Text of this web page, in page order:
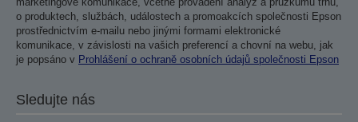
o produktech, službách, událostech a promoakcích společnosti Epson
prostřednictvím e-mailu nebo jinými formami elektronické
komunikace, v závislosti na vašich preferencí a chovní na webu, jak
je popsáno v Prohlášení o ochraně osobních údajů společnosti Epson
Sledujte nás